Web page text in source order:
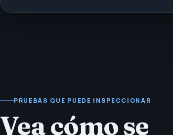
PRUEBAS QUE PUEDE INSPECCIONAR
Vea cómo se